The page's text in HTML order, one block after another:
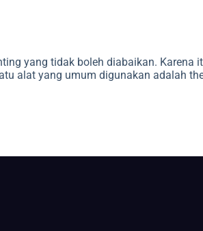
yang tidak boleh diabaikan. Karena
alat yang umum digunakan adalah